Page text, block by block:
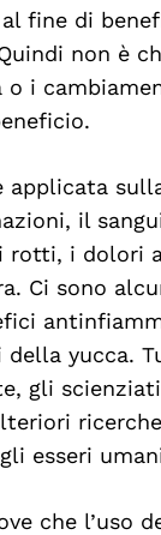
fine di
non è
o i
applicata
il
rotti, i dolori
Ci sono
yucca.
gli
esseri
che l’uso